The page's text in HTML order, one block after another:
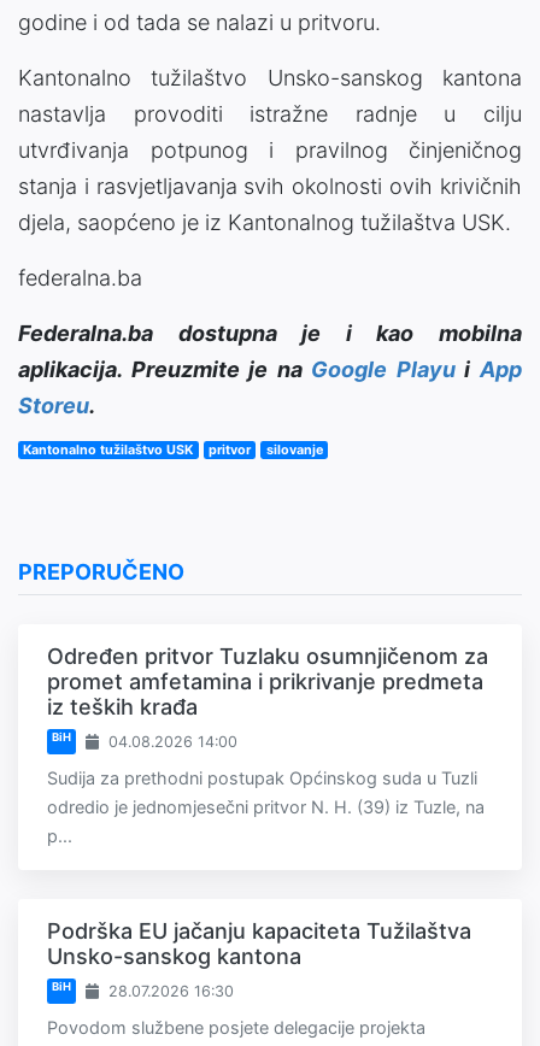
godine i od tada se nalazi u pritvoru.
Kantonalno tužilaštvo Unsko-sanskog kantona
nastavlja provoditi istražne radnje u cilju
utvrđivanja potpunog i pravilnog činjeničnog
stanja i rasvjetljavanja svih okolnosti ovih krivičnih
djela, saopćeno je iz Kantonalnog tužilaštva USK.
federalna.ba
Federalna.ba dostupna je i kao mobilna
aplikacija. Preuzmite je na Google PlayuiApp
Storeu.
Kantonalno tužilaštvo USK pritvor silovanje
PREPORUČENO
Određen pritvor Tuzlaku osumnjičenom za
promet amfetamina i prikrivanje predmeta
iz teških krađa
BiH 04.08.2026 14:00
Sudija za prethodni postupak Općinskog suda u Tuzli
odredio je jednomjesečni pritvor N. H. (39) iz Tuzle, na
p...
Podrška EU jačanju kapaciteta Tužilaštva
Unsko-sanskog kantona
BiH 28.07.2026 16:30
Povodom službene posjete delegacije projekta